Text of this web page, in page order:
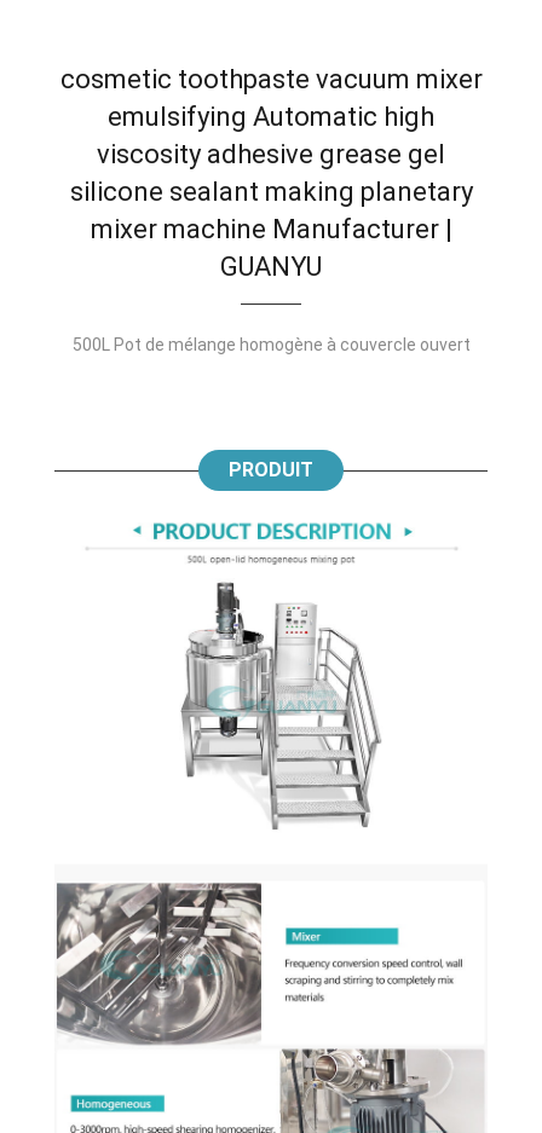
cosmetic toothpaste vacuum mixer
emulsifying Automatic high
viscosity adhesive grease gel
silicone sealant making planetary
mixer machine Manufacturer|
GUANYU
500L Pot de mélange homogène à couvercle ouvert
PRODUIT